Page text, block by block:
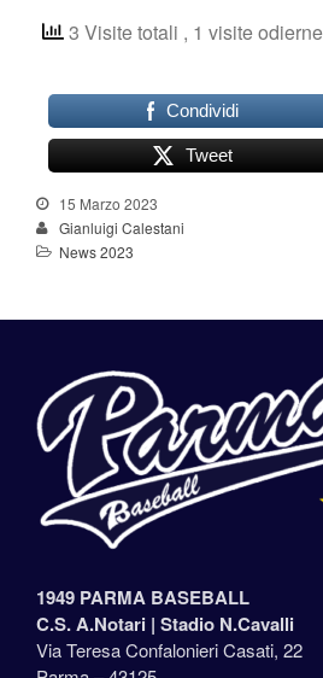
3 Visite totali , 1 visite odierne
Condividi
Tweet
15 Marzo 2023
Gianluigi Calestani
News 2023
1949 PARMA BASEBALL
C.S. A.Notari | Stadio N.Cavalli
Via Teresa Confalonieri Casati, 22